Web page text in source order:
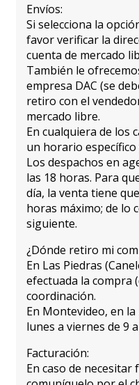
Envíos:
Si selecciona la
favor verificar la
cuenta de mercado
También le
empresa DAC (se
retiro con el
mercado libre.
En cualquiera de los
un horario
Los despachos en
las 18 horas. Para
día, la venta tiene
horas máximo; de lo
siguiente.
¿Dónde retiro mi
En Las Piedras
efectuada la compra
coordinación.
En Montevideo, en
lunes a viernes de 9
Facturación:
En caso de